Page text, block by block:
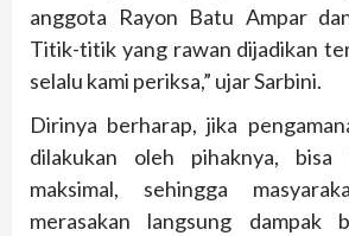
anggota Rayon Batu Ampar
Titik-titik yang rawan dijadikan
selalu kami periksa,” ujar Sarbini.
Dirinya berharap, jika
dilakukan oleh pihaknya, bisa
maksimal, sehingga
merasakan langsung dampak